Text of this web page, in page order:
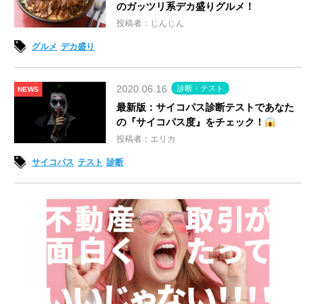
のガッツリ系デカ盛りグルメ！
投稿者：じんじん
グルメ デカ盛り
NEWS 2020.06.16 診断・テスト
最新版：サイコパス診断テストであなた
の『サイコパス度』をチェック！
投稿者：エリカ
サイコパス テスト 診断